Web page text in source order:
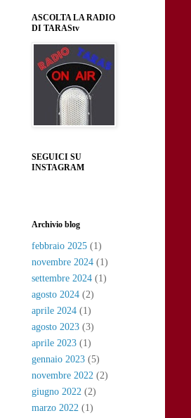
ASCOLTA LA RADIO
DI TARAStv
SEGUICI SU
INSTAGRAM
Archivio blog
febbraio 2025 (1)
novembre 2024 (1)
settembre 2024 (1)
agosto 2024 (2)
aprile 2024 (1)
agosto 2023 (3)
aprile 2023 (1)
gennaio 2023 (5)
novembre 2022 (2)
giugno 2022 (2)
marzo 2022 (1)